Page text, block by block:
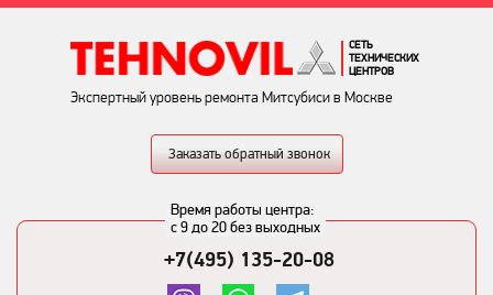
СЕТЬ
ТЕХНИЧЕСКИХ
ЦЕНТРОВ
Экспертный уровень ремонта Митсубиси в Москве
Заказать обратный звонок
Время работы центра:
с 9 до 20 без выходных
+7(495) 135-20-08